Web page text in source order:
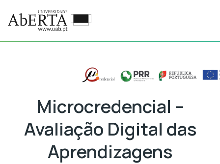
Ir para o conteúdo principal
Microcredencial –
Avaliação Digital das
Aprendizagens